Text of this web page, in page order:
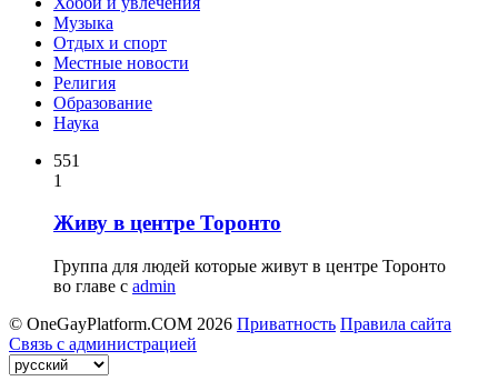
Музыка
Отдых и спорт
Местные новости
Религия
Образование
Наука
551
1
Живу в центре Торонто
Группа для людей которые живут в центре Торонто
во главе с admin
© OneGayPlatform.COM 2026 Приватность Правила сайта
Связь с администрацией